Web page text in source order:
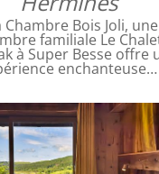
Chambre Bois Joli, une
familiale Le
à Super Besse offre
enchanteuse…